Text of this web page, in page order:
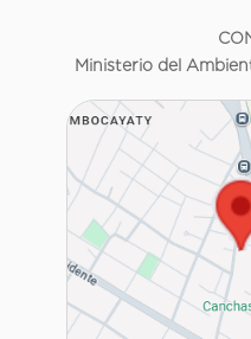
Ministerio del